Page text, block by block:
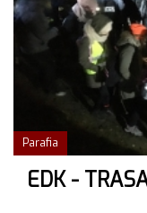
Parafia
EDK -